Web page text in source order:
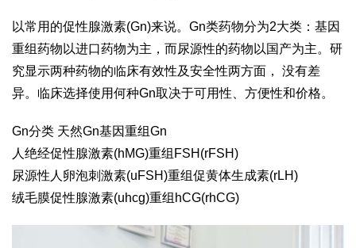
以常用的促性腺激素(Gn)来说。Gn类药物分为2大类：基因
重组药物以进口药物为主，而尿源性的药物以国产为主。研
究显示两种药物的临床有效性及安全性两方面， 没有差
异。临床选择使用何种Gn取决于可用性、方便性和价格。
Gn分类 天然Gn基因重组Gn
人绝经促性腺激素(hMG)重组FSH(rFSH)
尿源性人卵泡刺激素(uFSH)重组促黄体生成素(rLH)
绒毛膜促性腺激素(uhcg)重组hCG(rhCG)